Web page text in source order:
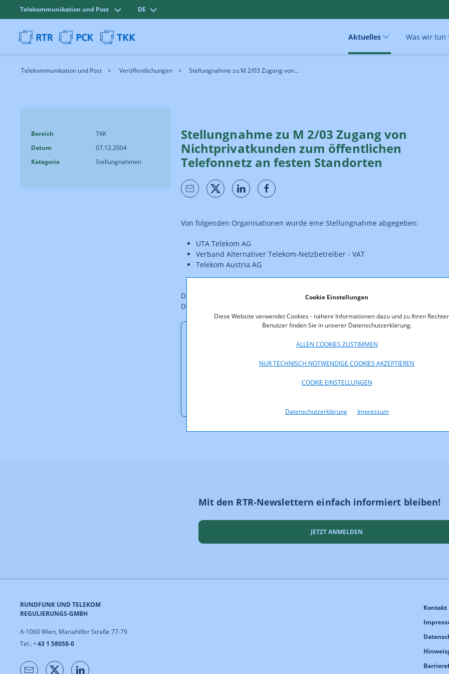
Cookie Einstellungen
Diese Website verwendet Cookies - nähere Informationen dazu und zu Ihren
Benutzer finden Sie in unserer Datenschutzerklärung.
ALLEN COOKIES ZUSTIMMEN
NUR TECHNISCH NOTWENDIGE COOKIES AKZEPTIEREN
COOKIE EINSTELLUNGEN
Datenschutzerklärung Impressum
Telekommunikation und Post DE
Aktuelles Was wir tun
Telekommunikation und Post Veröffentlichungen Stellungnahme zu M 2/03 Zugang von...
Bereich
TKK
Datum
07.12.2004
Kategorie
Stellungnahmen
Stellungnahme zu M 2/03 Zugang von
Nichtprivatkunden zum öffentlichen
Telefonnetz an festen Standorten
Von folgenden Organisationen wurde eine Stellungnahme abgegeben:
UTA Telekom AG
Verband Alternativer Telekom-Netzbetreiber - VAT
Telekom Austria AG
Die zur Veröffentlichung frei gegebenen Stellungnahmen stehen hier zum
Download bereit:
UTA_M1_M2.pdf (pdf, 15,0 KB)
VAT_M1_M2_1.pdf (pdf, 210,0 KB)
Mit den RTR-Newslettern einfach informiert bleiben!
JETZT ANMELDEN
RUNDFUNK UND TELEKOM
REGULIERUNGS-GMBH
A-1060 Wien, Mariahilfer Straße 77-79
Tel.: +43 1 58058-0
Kontakt